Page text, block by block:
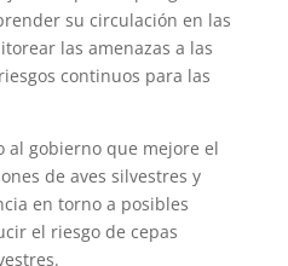
su circulación en las
las amenazas a las
continuos para las
al gobierno que mejore el
de aves silvestres y
en torno a posibles
el riesgo de cepas